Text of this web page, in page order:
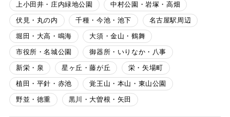
上小田井・庄内緑地公園 中村公園・岩塚・高畑
伏見・丸の内 千種・今池・池下 名古屋駅周辺
堀田・大高・鳴海 大須・金山・鶴舞
市役所・名城公園 御器所・いりなか・八事
新栄・泉 星ヶ丘・藤が丘 栄・矢場町
植田・平針・赤池 覚王山・本山・東山公園
野並・徳重 黒川・大曽根・矢田